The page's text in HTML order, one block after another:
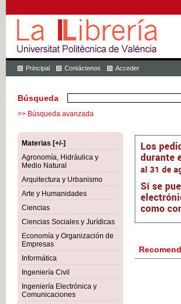
Principal Contáctenos Acceder
Búsqueda
>> Búsqueda avanzada
Materias [+/-]
Agronomía, Hidráulica y
Medio Natural
Arquitectura y Urbanismo
Arte y Humanidades
Ciencias
Ciencias Sociales y Jurídicas
Economía y Organización de
Empresas
Informática
Ingeniería Civil
Ingeniería Electrónica y
Comunicaciones
Botánica